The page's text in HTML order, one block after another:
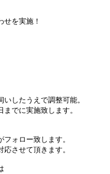
を実施！
したうえで調整可能。
でに実施致します。
ォロー致します。
させて頂きます。